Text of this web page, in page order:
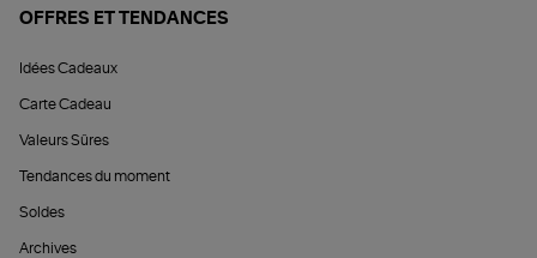
OFFRES ET TENDANCES
Idées Cadeaux
Carte Cadeau
Valeurs Sûres
Tendances du moment
Soldes
Archives